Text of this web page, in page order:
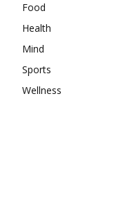
Food
Health
Mind
Sports
Wellness